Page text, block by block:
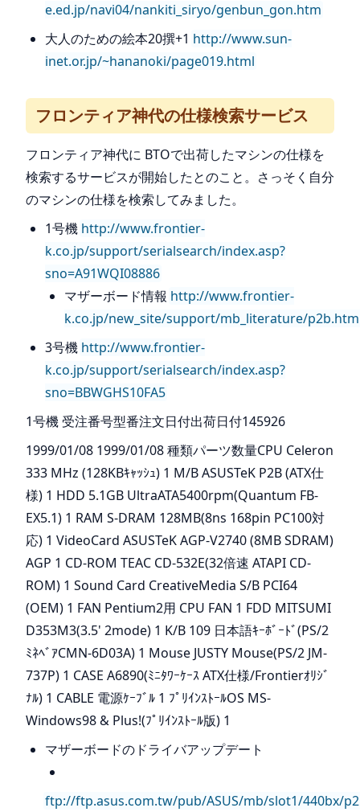
e.ed.jp/navi04/nankiti_siryo/genbun_gon.htm
大人のための絵本20撰+1 http://www.sun-
inet.or.jp/~hananoki/page019.html
フロンティア神代の仕様検索サービス
フロンティア神代に BTOで出荷したマシンの仕様を
検索するサービスが開始したとのこと。さっそく自分
のマシンの仕様を検索してみました。
1号機 http://www.frontier-
k.co.jp/support/serialsearch/index.asp?
sno=A91WQI08886
マザーボード情報 http://www.frontier-
k.co.jp/new_site/support/mb_literature/
3号機 http://www.frontier-
k.co.jp/support/serialsearch/index.asp?
sno=BBWGHS10FA5
1号機 受注番号型番注文日付出荷日付145926
1999/01/08 1999/01/08 種類パーツ数量CPU Celeron
333 MHz (128KBｷｬｯｼｭ) 1 M/B ASUSTeK P2B (ATX仕
様) 1 HDD 5.1GB UltraATA5400rpm(Quantum FB-
EX5.1) 1 RAM S-DRAM 128MB(8ns 168pin PC100対
応) 1 VideoCard ASUSTeK AGP-V2740 (8MB SDRAM)
AGP 1 CD-ROM TEAC CD-532E(32倍速 ATAPI CD-
ROM) 1 Sound Card CreativeMedia S/B PCI64
(OEM) 1 FAN Pentium2用 CPU FAN 1 FDD MITSUMI
D353M3(3.5' 2mode) 1 K/B 109 日本語ｷｰﾎﾞｰﾄﾞ(PS/2
ﾐﾈﾍﾞｱCMN-6D03A) 1 Mouse JUSTY Mouse(PS/2 JM-
737P) 1 CASE A6890(ﾐﾆﾀﾜｰｹｰｽ ATX仕様/Frontierｵﾘｼﾞ
ﾅﾙ) 1 CABLE 電源ｹｰﾌﾞﾙ 1 ﾌﾟﾘｲﾝｽﾄｰﾙOS MS-
Windows98 & Plus!(ﾌﾟﾘｲﾝｽﾄｰﾙ版) 1
マザーボードのドライバアップデート
ftp://ftp.asus.com.tw/pub/ASUS/mb/slot1/440bx/